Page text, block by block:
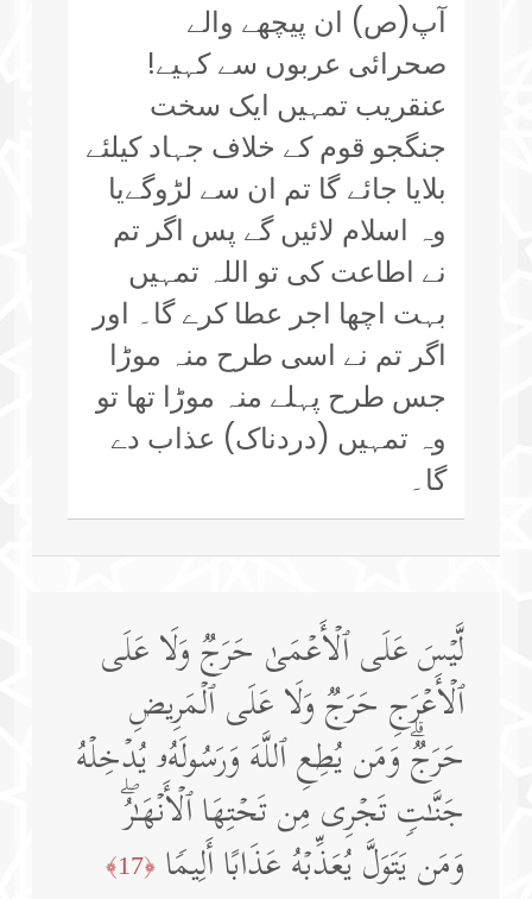
آپ(ص) ان پیچھے والے
صحرائی عربوں سے کہیے!
عنقریب تمہیں ایک سخت
جنگجو قوم کے خلاف جہاد کیلئے
بلایا جائے گا تم ان سے لڑوگےیا
وہ اسلام لائیں گے پس اگر تم
نے اطاعت کی تو اللہ تمہیں
بہت اچھا اجر عطا کرے گا۔ اور
اگر تم نے اسی طرح منہ موڑا
جس طرح پہلے منہ موڑا تھا تو
وہ تمہیں (دردناک) عذاب دے
گا۔
لَّیۡسَ عَلَى ٱلۡأَعۡمَىٰ حَرَجࣱ وَلَا عَلَى
ٱلۡأَعۡرَجِ حَرَجࣱ وَلَا عَلَى ٱلۡمَرِیضِ
حَرَجࣱۗ وَمَن یُطِعِ ٱللَّهَ وَرَسُولَهُۥ یُدۡخِلۡهُ
جَنَّـٰتࣲ تَجۡرِی مِن تَحۡتِهَا ٱلۡأَنۡهَـٰرُۖ
وَمَن یَتَوَلَّ یُعَذِّبۡهُ عَذَابًا أَلِیمࣰا ﴿17﴾